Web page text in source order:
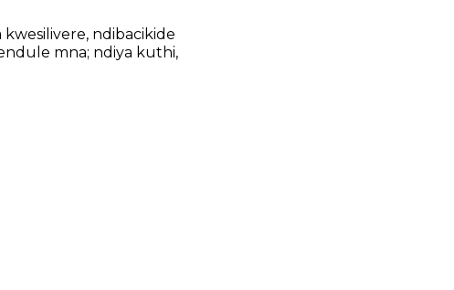
ndibacikide
mna; ndiya kuthi,